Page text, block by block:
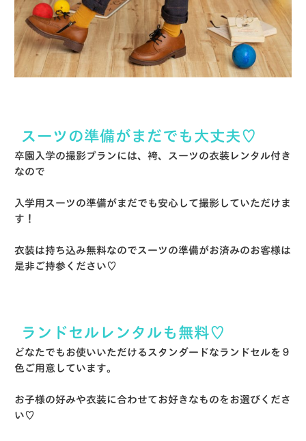
スーツの準備がまだでも大丈夫♡
卒園入学の撮影プランには、袴、スーツの衣装レンタル付き
なので
入学用スーツの準備がまだでも安心して撮影していただけま
す！
衣装は持ち込み無料なのでスーツの準備がお済みのお客様は
是非ご持参ください♡
ランドセルレンタルも無料♡
どなたでもお使いいただけるスタンダードなランドセルを９
色ご用意しています。
お子様の好みや衣装に合わせてお好きなものをお選びくださ
い♡